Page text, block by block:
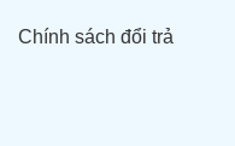
Chính sách đổi trả